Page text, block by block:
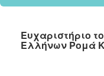
2024
2022
Ευχαριστήριο
Ελλήνων Ρομά